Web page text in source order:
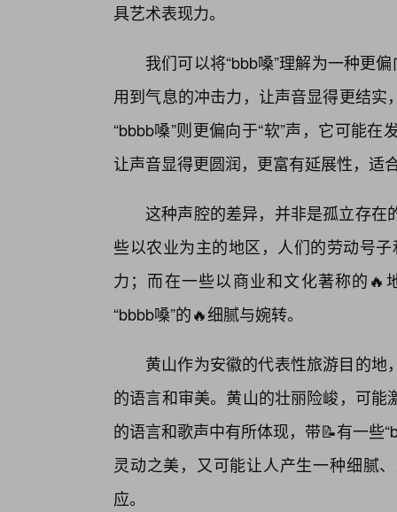
具艺术表现力。
我们可以将“bbb嗓”理解为一种更
用到气息的冲击力，让声音显得更结
“bbbb嗓”则更偏向于“软”声，它可能
让声音显得更圆润，更富有延展性，适
这种声腔的差异，并非是孤立存
些以农业为主的地区，人们的劳动号
力；而在一些以商业和文化著称的🔥
“bbbb嗓”的🔥细腻与婉转。
黄山作为安徽的代表性旅游目的
的语言和审美。黄山的壮丽险峻，可
的语言和歌声中有所体现，带📝有一些
灵动之美，又可能让人产生一种细腻
应。